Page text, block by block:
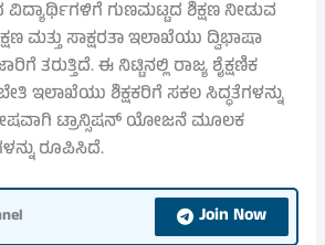
ವಿದ್ಯಾರ್ಥಿಗಳಿಗೆ ಗುಣಮಟ್ಟದ ಶಿಕ್ಷಣ ನೀಡುವ
ಮತ್ತು ಸಾಕ್ಷರತಾ ಇಲಾಖೆಯು ದ್ವಿಭಾಷಾ
ತರುತ್ತಿದೆ. ಈ ನಿಟ್ಟಿನಲ್ಲಿ ರಾಜ್ಯ ಶೈಕ್ಷಣಿಕ
ಇಲಾಖೆಯು ಶಿಕ್ಷಕರಿಗೆ ಸಕಲ ಸಿದ್ಧತೆಗಳನ್ನು
ಟ್ರಾನ್ಸಿಷನ್ ಯೋಜನೆ ಮೂಲಕ
ರೂಪಿಸಿದೆ.
Join Now